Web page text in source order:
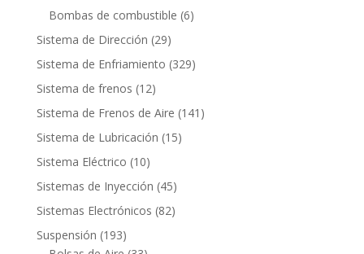
productos
Bombas de combustible 66
Sistema de Dirección 2929
productos
Sistema de Enfriamiento 329329
Sistema de frenos 1212
productos
Sistema de Frenos de Aire 141 141
Sistema de Lubricación 1515
Sistema Eléctrico 1010
productos
Sistemas de Inyección 4545
productos
Sistemas Electrónicos 8282
Suspensión 193193